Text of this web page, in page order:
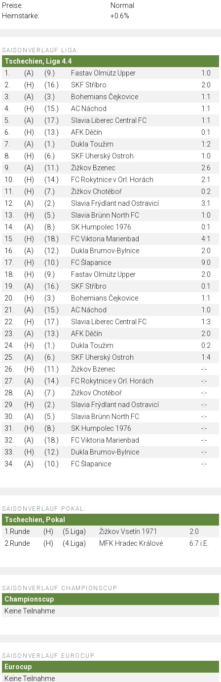
Preise:
Normal
Heimstärke:
+0.6%
SAISONVERLAUF LIGA:
Tschechien, Liga 4.4
1.
(A) (9.) Fastav Olmütz Upper
1:0
2.
(H) (16.) SKF Stříbro
2:0
3.
(A) (3.) Bohemians Čejkovice
1:1
4.
(H) (15.) AC Náchod
1:1
5.
(A) (17.) Slavia Liberec Central FC
1:1
6.
(H) (13.) AFK Děčín
0:1
7.
(A) (1.) Dukla Toužim
1:2
8.
(H) (6.) SKF Uherský Ostroh
1:0
9.
(A) (11.) Žižkov Bzenec
2:6
10.
(H) (14.) FC Rokytnice v Orl. Horách
2:1
11.
(H) (7.) Žižkov Chotěboř
0:2
12.
(A) (2.) Slavia Frýdlant nad Ostravicí
3:1
13.
(H) (5.) Slavia Brünn North FC
1:0
14.
(A) (8.) SK Humpolec 1976
0:1
15.
(H) (18.) FC Viktoria Marienbad
4:1
16.
(A) (12.) Dukla Brumov-Bylnice
2:0
17.
(H) (10.) FC Šlapanice
9:0
18.
(H) (9.) Fastav Olmütz Upper
2:0
19.
(A) (16.) SKF Stříbro
0:1
20.
(H) (3.) Bohemians Čejkovice
1:1
21.
(A) (15.) AC Náchod
1:0
22.
(H) (17.) Slavia Liberec Central FC
1:3
23.
(A) (13.) AFK Děčín
2:0
24.
(H) (1.) Dukla Toužim
0:2
25.
(A) (6.) SKF Uherský Ostroh
1:4
26.
(H) (11.) Žižkov Bzenec
-:-
27.
(A) (14.) FC Rokytnice v Orl. Horách
-:-
28.
(A) (7.) Žižkov Chotěboř
-:-
29.
(H) (2.) Slavia Frýdlant nad Ostravicí
-:-
30.
(A) (5.) Slavia Brünn North FC
-:-
31.
(H) (8.) SK Humpolec 1976
-:-
32.
(A) (18.) FC Viktoria Marienbad
-:-
33.
(H) (12.) Dukla Brumov-Bylnice
-:-
34.
(A) (10.) FC Šlapanice -:-
SAISONVERLAUF POKAL:
Tschechien, Pokal
1.Runde
(H) (5.Liga) Žižkov Vsetín 1971
2:0
2.Runde
(H) (4.Liga) MFK Hradec Králové 6:7 i.E.
SAISONVERLAUF CHAMPIONSCUP
Championscup
Keine Teilnahme
SAISONVERLAUF EUROCUP
Eurocup
Keine Teilnahme